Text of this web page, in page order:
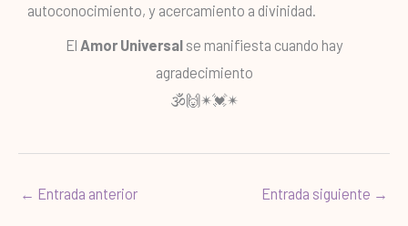
autoconocimiento, y acercamiento a divinidad.
El Amor Universal se manifiesta cuando hay
agradecimiento
🕉🙌✴💓✴
← Entrada anterior Entrada siguiente →